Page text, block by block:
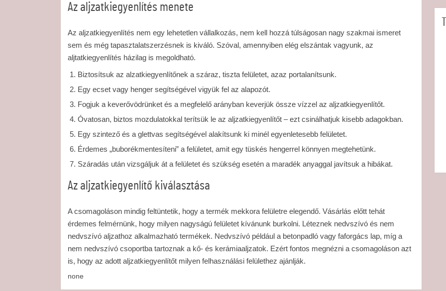
Az aljzatkiegyenlítés menete
Az aljzatkiegyenlítés nem egy lehetetlen vállalkozás, nem kell hozzá túlságosan nagy szakmai ismeret
sem és még tapasztalatszerzésnek is kiváló. Szóval, amennyiben elég elszántak vagyunk, az
aljtatkiegyenlítés házilag is megoldható.
Biztosítsuk az alzatkiegyenlítőnek a száraz, tiszta felületet, azaz portalanítsunk.
Egy ecset vagy henger segítségével vigyük fel az alapozót.
Fogjuk a keverővödrünket és a megfelelő arányban keverjük össze vízzel az aljzatkiegyenlítőt.
Óvatosan, biztos mozdulatokkal terítsük le az aljzatkiegyenlítőt – ezt csinálhatjuk kisebb adagokban.
Egy szintező és a glettvas segítségével alakítsunk ki minél egyenletesebb felületet.
Érdemes „buborékmentesíteni” a felületet, amit egy tüskés hengerrel könnyen megtehetünk.
Száradás után vizsgáljuk át a felületet és szükség esetén a maradék anyaggal javítsuk a hibákat.
Az aljzatkiegyenlítő kiválasztása
A csomagoláson mindig feltüntetik, hogy a termék mekkora felületre elegendő. Vásárlás előtt tehát
érdemes felmérnünk, hogy milyen nagyságú felületet kívánunk burkolni. Léteznek nedvszívó és nem
nedvszívó aljzathoz alkalmazható termékek. Nedvszívó például a betonpadló vagy faforgács lap, míg a
nem nedvszívó csoportba tartoznak a kő- és kerámiaaljzatok. Ezért fontos megnézni a csomagoláson azt
is, hogy az adott aljzatkiegyenlítőt milyen felhasználási felülethez ajánlják.
none